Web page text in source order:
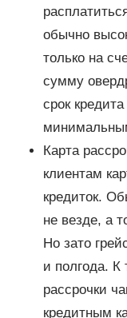
обычно
только на
сумму
срок
Карта
клиентам
кредиток.
не везде, а
Но зато
и полгода. К
рассрочки
кредитным